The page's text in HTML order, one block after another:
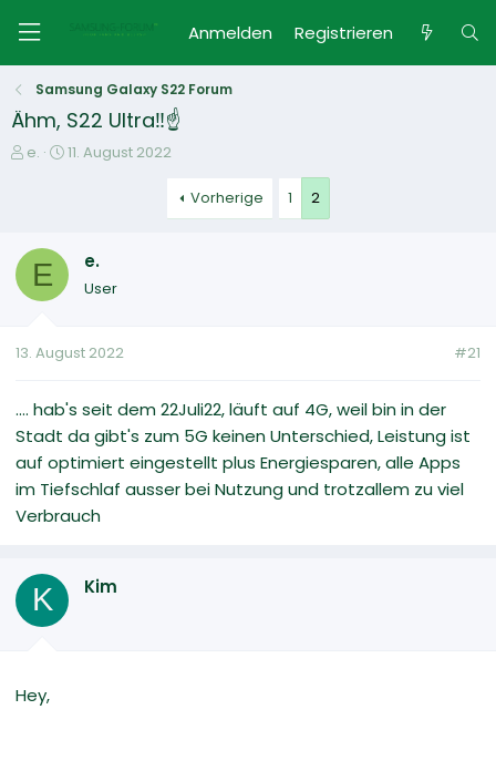
Anmelden Registrieren
Samsung Galaxy S22 Forum
Ähm, S22 Ultra‼️☝
E
e
e.
E
l
l
m
11. August 2022
Vorherige 1 2
E e.
User
13. August 2022 #21
.... hab's seit dem 22Juli22, läuft auf 4G, weil bin in der
Stadt da gibt's zum 5G keinen Unterschied, Leistung ist
auf optimiert eingestellt plus Energiesparen, alle Apps
im Tiefschlaf ausser bei Nutzung und trotzallem zu viel
Verbrauch
K Kim
Hey,